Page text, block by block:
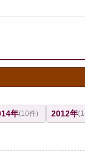
年(10件) 2012年